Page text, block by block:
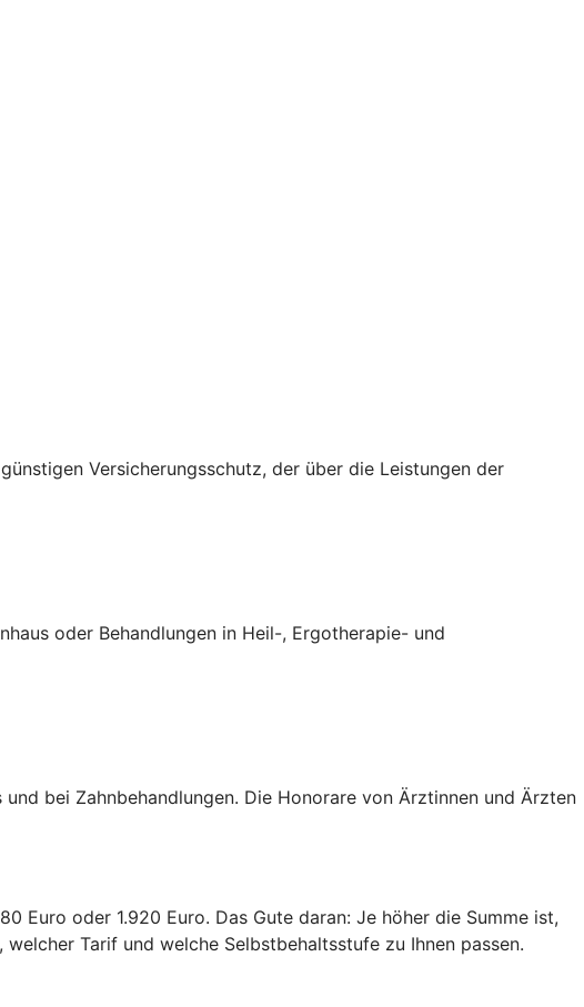
Versicherungsschutz, der über die Leistungen der
oder Behandlungen in Heil-, Ergotherapie- und
bei Zahnbehandlungen. Die Honorare von Ärztinnen und Ärzten
Euro oder 1.920 Euro. Das Gute daran: Je höher die Summe ist,
welcher Tarif und welche Selbstbehaltsstufe zu Ihnen passen.